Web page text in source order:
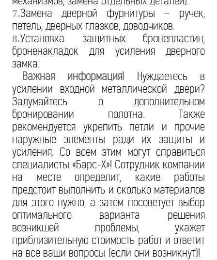
7.Замена дверной фурнитуры – ручек,
петель, дверных глазков, доводчиков.
8.Установка защитных бронепластин,
броненакладок для усиления дверного
замка.
Важная информация! Нуждаетесь в
усилении входной металлической двери?
Задумайтесь о дополнительном
бронировании полотна. Также
рекомендуется укрепить петли и прочие
наружные элементы ради их защиты и
усиления. Со всем этим могут справиться
специалисты «Барс-Х»! Сотрудник компании
на месте определит, какие работы
предстоит выполнить и сколько материалов
для этого нужно, а затем посоветует выбор
оптимального варианта решения
возникшей проблемы, укажет
приблизительную стоимость работ и ответит
на все ваши вопросы (если они возникнут)!